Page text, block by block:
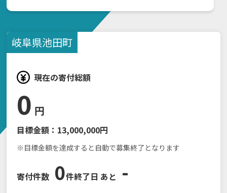
岐阜県池田町
現在の寄付総額
0 円
目標金額： 13,000,000円
※目標金額を達成すると自動で募集終了となります
寄付件数 0件終了日 あと -